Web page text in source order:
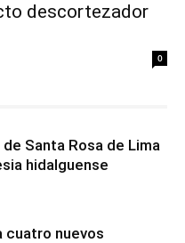
descortezador
0
Santa Rosa de Lima
hidalguense
cuatro nuevos